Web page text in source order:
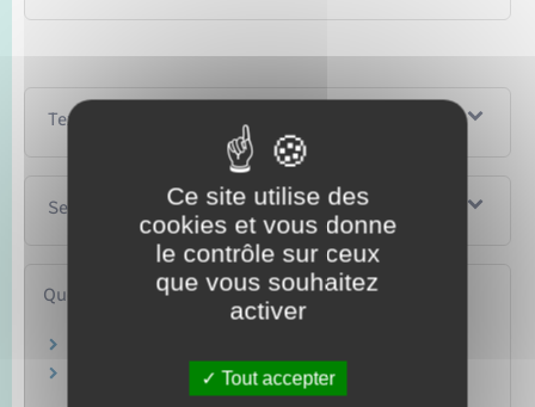
Textes de référence
Services en ligne et formulaires
Questions ? Réponses !
Que faire si la pension alimentaire n'est pas
Ce site utilise des
cookies et vous donne
le contrôle sur ceux
que vous souhaitez
activer
Tout accepter